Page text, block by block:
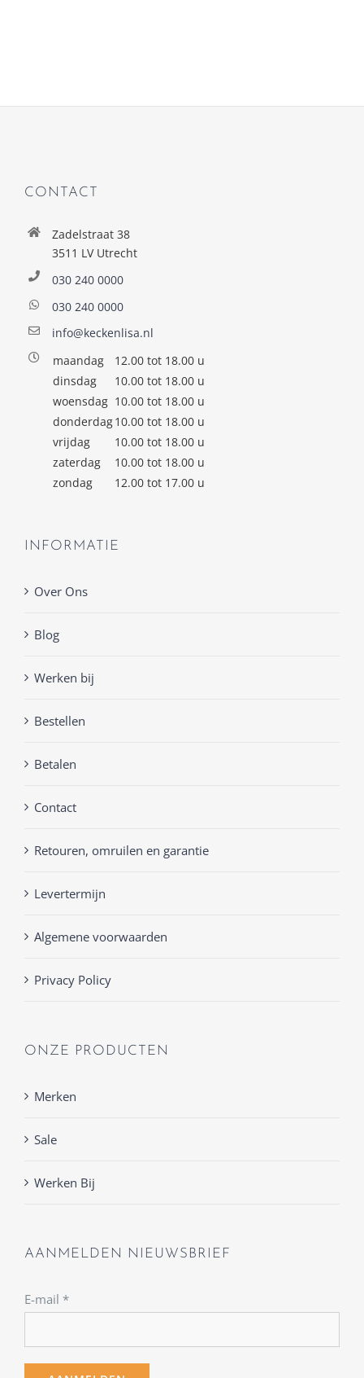
CONTACT
Zadelstraat 38
3511 LV Utrecht
030 240 0000
030 240 0000
info@keckenlisa.nl
maandag
12.00 tot 18.00 u
dinsdag
10.00 tot 18.00 u
woensdag 10.00 tot 18.00 u
donderdag10.00 tot 18.00 u
vrijdag
10.00 tot 18.00 u
zaterdag
10.00 tot 18.00 u
zondag
12.00 tot 17.00 u
INFORMATIE
Over Ons
Blog
Werken bij
Bestellen
Betalen
Contact
Retouren, omruilen en garantie
Levertermijn
Algemene voorwaarden
Privacy Policy
ONZE PRODUCTEN
Merken
Sale
Werken Bij
AANMELDEN NIEUWSBRIEF
E-mail *